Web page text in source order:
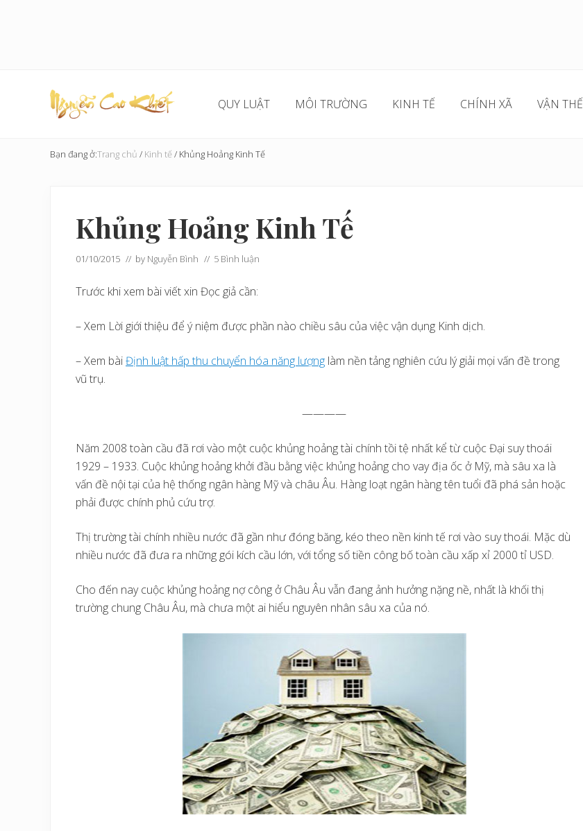
Tạo
QUY LUẬT MÔI TRƯỜNG KINH TẾ CHÍNH XÃ VẬN THẾ
Bạn đang ở:Trang chủ / Kinh tế / Khủng Hoảng Kinh Tế
Khủng Hoảng Kinh Tế
01/10/2015 // by Nguyễn Bình // 5 Bình luận
Trước khi xem bài viết xin Đọc giả cần:
– Xem Lời giới thiệu để ý niệm được phần nào chiều sâu của việc vận dụng Kinh dịch.
– Xem bàiĐịnh luật hấp thu chuyển hóa năng lượng làm nền tảng nghiên cứu lý giải mọi vấn đề trong
vũ trụ.
————
Năm 2008 toàn cầu đã rơi vào một cuộc khủng hoảng tài chính tồi tệ nhất kể từ cuộc Đại suy thoái
1929 – 1933. Cuộc khủng hoảng khởi đầu bằng việc khủng hoảng cho vay địa ốc ở Mỹ, mà sâu xa là
vấn đề nội tại của hệ thống ngân hàng Mỹ và châu Âu. Hàng loạt ngân hàng tên tuổi đã phá sản hoặc
phải được chính phủ cứu trợ.
Thị trường tài chính nhiều nước đã gần như đóng băng, kéo theo nền kinh tế rơi vào suy thoái. Mặc dù
nhiều nước đã đưa ra những gói kích cầu lớn, với tổng số tiền công bố toàn cầu xấp xỉ 2000 tỉ USD.
Cho đến nay cuộc khủng hoảng nợ công ở Châu Âu vẫn đang ảnh hưởng nặng nề, nhất là khối thị
trường chung Châu Âu, mà chưa một ai hiểu nguyên nhân sâu xa của nó.